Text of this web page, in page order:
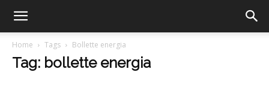
Home Tags Bollette energia
Tag: bollette energia